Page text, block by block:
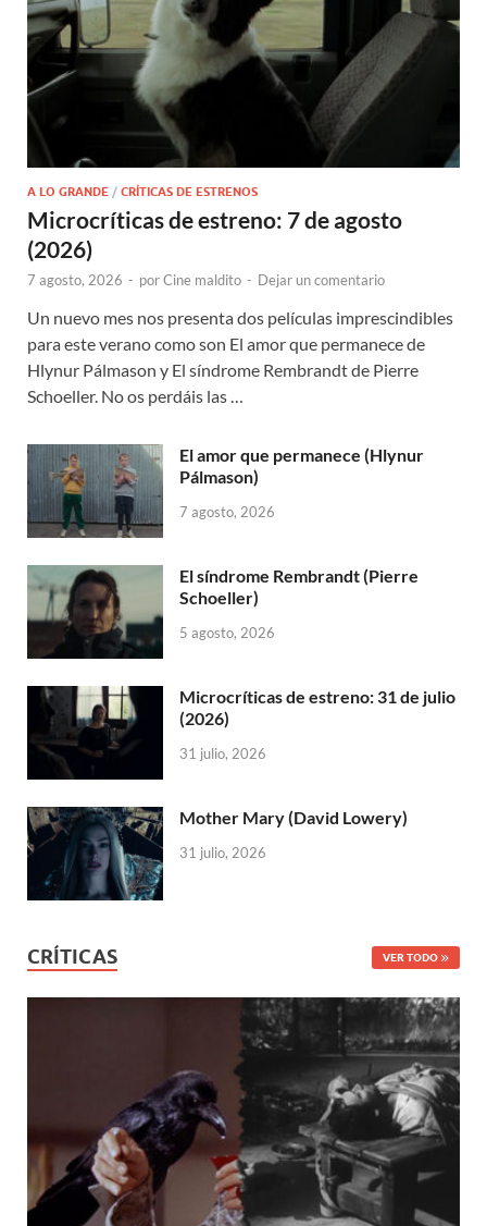
A LO GRANDE / CRÍTICAS DE ESTRENOS
Microcríticas de estreno: 7 de agosto
(2026)
7 agosto, 2026 - porCine maldito - Dejar un comentario
Un nuevo mes nos presenta dos películas imprescindibles
para este verano como son El amor que permanece de
Hlynur Pálmason y El síndrome Rembrandt de Pierre
Schoeller. No os perdáis las …
El amor que permanece (Hlynur
Pálmason)
7 agosto, 2026
El síndrome Rembrandt (Pierre
Schoeller)
5 agosto, 2026
Microcríticas de estreno: 31 de julio
(2026)
31 julio, 2026
Mother Mary (David Lowery)
31 julio, 2026
CRÍTICAS VER TODO